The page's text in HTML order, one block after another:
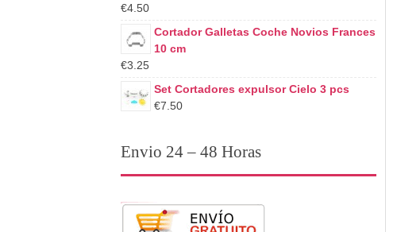
€4.50
Cortador Galletas Coche Novios Frances
10 cm
€3.25
Set Cortadores expulsor Cielo 3 pcs
€7.50
Envio 24 – 48 Horas